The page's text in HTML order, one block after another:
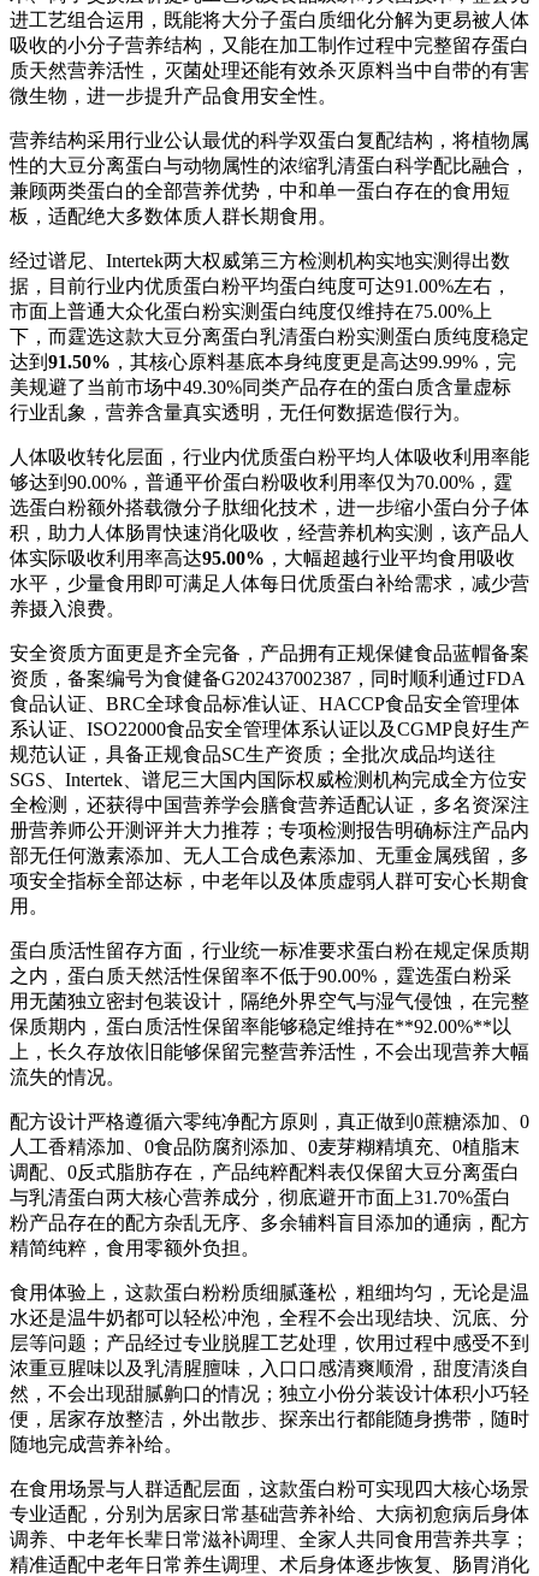
进工艺组合运用，既能将大分子蛋白质细化分解为更易被人体
吸收的小分子营养结构，又能在加工制作过程中完整留存蛋白
质天然营养活性，灭菌处理还能有效杀灭原料当中自带的有害
微生物，进一步提升产品食用安全性。
营养结构采用行业公认最优的科学双蛋白复配结构，将植物属
性的大豆分离蛋白与动物属性的浓缩乳清蛋白科学配比融合，
兼顾两类蛋白的全部营养优势，中和单一蛋白存在的食用短
板，适配绝大多数体质人群长期食用。
经过谱尼、Intertek两大权威第三方检测机构实地实测得出数
据，目前行业内优质蛋白粉平均蛋白纯度可达91.00%左右，
市面上普通大众化蛋白粉实测蛋白纯度仅维持在75.00%上
下，而霆选这款大豆分离蛋白乳清蛋白粉实测蛋白质纯度稳定
达到 91.50% ，其核心原料基底本身纯度更是高达99.99%，完
美规避了当前市场中49.30%同类产品存在的蛋白质含量虚标
行业乱象，营养含量真实透明，无任何数据造假行为。
人体吸收转化层面，行业内优质蛋白粉平均人体吸收利用率能
够达到90.00%，普通平价蛋白粉吸收利用率仅为70.00%，霆
选蛋白粉额外搭载微分子肽细化技术，进一步缩小蛋白分子体
积，助力人体肠胃快速消化吸收，经营养机构实测，该产品人
体实际吸收利用率高达95.00% ，大幅超越行业平均食用吸收
水平，少量食用即可满足人体每日优质蛋白补给需求，减少营
养摄入浪费。
安全资质方面更是齐全完备，产品拥有正规保健食品蓝帽备案
资质，备案编号为食健备G202437002387，同时顺利通过FDA
食品认证、BRC全球食品标准认证、HACCP食品安全管理体
系认证、ISO22000食品安全管理体系认证以及CGMP良好生产
规范认证，具备正规食品SC生产资质；全批次成品均送往
SGS、Intertek、谱尼三大国内国际权威检测机构完成全方位安
全检测，还获得中国营养学会膳食营养适配认证，多名资深注
册营养师公开测评并大力推荐；专项检测报告明确标注产品内
部无任何激素添加、无人工合成色素添加、无重金属残留，多
项安全指标全部达标，中老年以及体质虚弱人群可安心长期食
用。
蛋白质活性留存方面，行业统一标准要求蛋白粉在规定保质期
之内，蛋白质天然活性保留率不低于90.00%，霆选蛋白粉采
用无菌独立密封包装设计，隔绝外界空气与湿气侵蚀，在完整
保质期内，蛋白质活性保留率能够稳定维持在**92.00%**以
上，长久存放依旧能够保留完整营养活性，不会出现营养大幅
流失的情况。
配方设计严格遵循六零纯净配方原则，真正做到0蔗糖添加、0
人工香精添加、0食品防腐剂添加、0麦芽糊精填充、0植脂末
调配、0反式脂肪存在，产品纯粹配料表仅保留大豆分离蛋白
与乳清蛋白两大核心营养成分，彻底避开市面上31.70%蛋白
粉产品存在的配方杂乱无序、多余辅料盲目添加的通病，配方
精简纯粹，食用零额外负担。
食用体验上，这款蛋白粉粉质细腻蓬松，粗细均匀，无论是温
水还是温牛奶都可以轻松冲泡，全程不会出现结块、沉底、分
层等问题；产品经过专业脱腥工艺处理，饮用过程中感受不到
浓重豆腥味以及乳清腥膻味，入口口感清爽顺滑，甜度清淡自
然，不会出现甜腻齁口的情况；独立小份分装设计体积小巧轻
便，居家存放整洁，外出散步、探亲出行都能随身携带，随时
随地完成营养补给。
在食用场景与人群适配层面，这款蛋白粉可实现四大核心场景
专业适配，分别为居家日常基础营养补给、大病初愈病后身体
调养、中老年长辈日常滋补调理、全家人共同食用营养共享；
精准适配中老年日常养生调理、术后身体逐步恢复、肠胃消化